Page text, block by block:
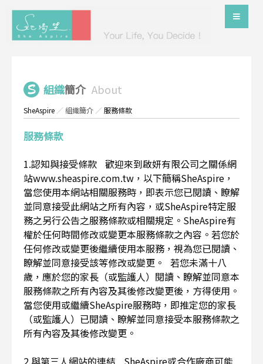
組織簡介 About
SheAspire ／組織簡介 ／服務條款
服務條款
1.認知與接受條款 歡迎來到啟妍有限公司之關係網
站www.sheaspire.com.tw，以下簡稱SheAspire，
當您使用本網站相關服務時，即表示您已閱讀、瞭解
並同意接受此網站之所有內容，或SheAspire特定服
務之另行公告之服務條款或相關規定。SheAspire有
權於任何時間修改或變更本服務條款之內容。若您於
任何修改或變更後繼續使用本服務，視為您已閱讀、
瞭解並同意接受該等修改或變更。 若您未滿十八
歲，應於您的家長（或監護人）閱讀、瞭解並同意本
服務條款之所有內容及其後修改變更後，方得使用。
當您使用或繼續SheAspire服務時，即推定您的家長
（或監護人）已閱讀、瞭解並同意接受本服務條款之
所有內容及其後修改變更。
2.與第三人網站的連結 SheAspire或合作廠商可能